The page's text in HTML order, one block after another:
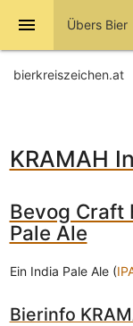
menu Übers Bier
bierkreiszeichen.at
KRAMAH
Bevog Craft
Pale Ale
Ein India Pale Ale (
Bierinfo